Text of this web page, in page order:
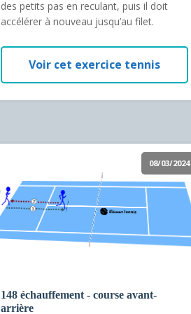
des petits pas en reculant, puis il doit
accélérer à nouveau jusqu’au filet.
Voir cet exercice tennis
08/03/2024
148 échauffement - course avant-
arrière